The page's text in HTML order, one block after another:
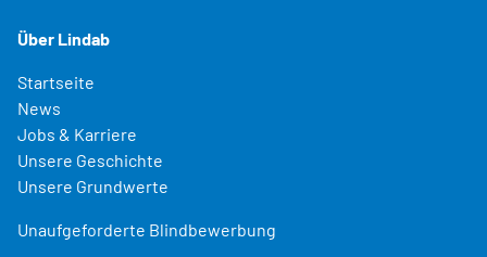
Über Lindab
Startseite
News
Jobs & Karriere
Unsere Geschichte
Unsere Grundwerte
Unaufgeforderte Blindbewerbung